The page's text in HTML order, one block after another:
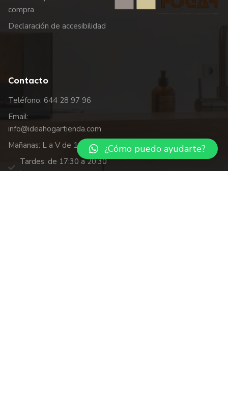
compra
Declaración de accesibilidad
Contacto
Teléfono: 644 28 97 96
Email:
info@ideahogartienda.com
Mañanas: L a V de 10 a 14 hrs.
Tardes: de 17:30 a 20:30
hrs.
¿Cómo puedo ayudarte?